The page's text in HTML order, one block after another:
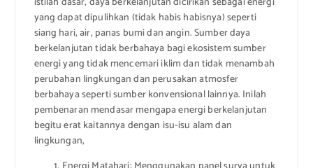
yang dapat dipulihkan (tidak habis habisnya) seperti
siang hari, air, panas bumi dan angin. Sumber daya
berkelanjutan tidak berbahaya bagi ekosistem sumber
energi yang tidak mencemari iklim dan tidak menambah
perubahan lingkungan dan perusakan atmosfer
berbahaya seperti sumber konvensional lainnya. Inilah
pembenaran mendasar mengapa energi berkelanjutan
begitu erat kaitannya dengan isu-isu alam dan
lingkungan,